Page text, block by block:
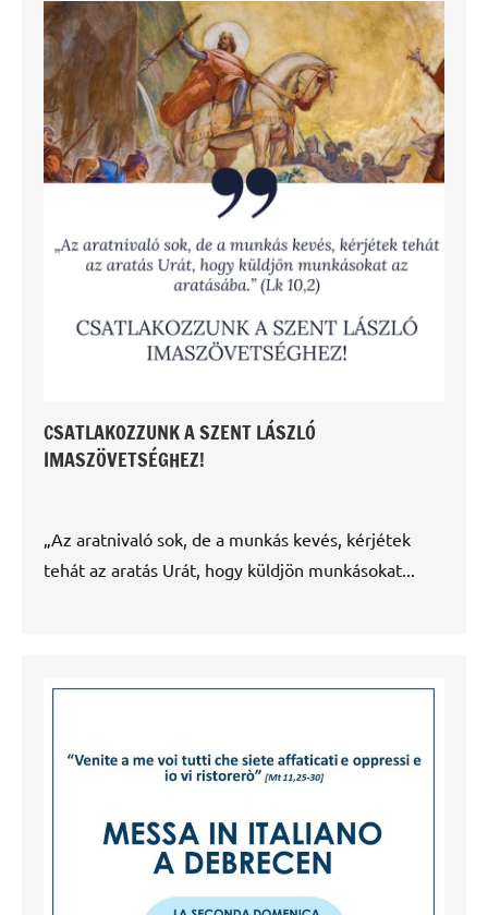
CSATLAKOZZUNK A SZENT LÁSZLÓ
IMASZÖVETSÉGHEZ!
„Az aratnivaló sok, de a munkás kevés, kérjétek
tehát az aratás Urát, hogy küldjön munkásokat...